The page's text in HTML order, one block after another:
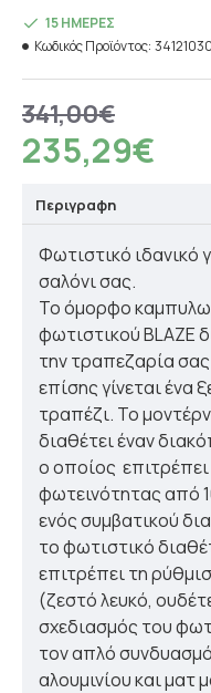
235,29€
341,00€
15 ΗΜΈΡΕΣ
Κωδικός Προϊόντος:
Περιγραφη
Φωτιστικό ιδανικό
σαλόνι σας.
Το όμορφο
φωτιστικού BLAZE
την τραπεζαρία
επίσης γίνεται
τραπέζι. Το
διαθέτει έναν
ο οποίος
φωτεινότητας από
ενός συμβατικού
το φωτιστικό
επιτρέπει τη
(ζεστό λευκό,
σχεδιασμός του
τον απλό
αλουμινίου και ματ